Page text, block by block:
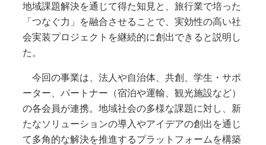
地域課題解決を通じて得た知見と、旅行業で培った
「つなぐ力」を融合させることで、実効性の高い社
会実装プロジェクトを継続的に創出できると説明し
た。
今回の事業は、法人や自治体、共創、学生・サポ
ーター、パートナー（宿泊や運輸、観光施設など）
の各会員が連携。地域社会の多様な課題に対し、新
たなソリューションの導入やアイデアの創出を通じ
て多角的な解決を推進するプラットフォームを構築